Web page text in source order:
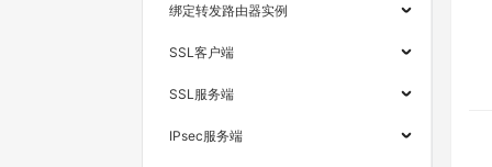
绑定转发路由器实例
SSL客户端
SSL服务端
IPsec服务端